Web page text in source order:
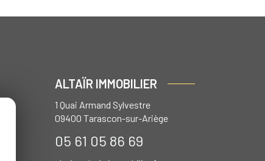
ALTAÏR IMMOBILIER
1 Quai Armand Sylvestre
09400 Tarascon-sur-Ariège
05 61 05 86 69